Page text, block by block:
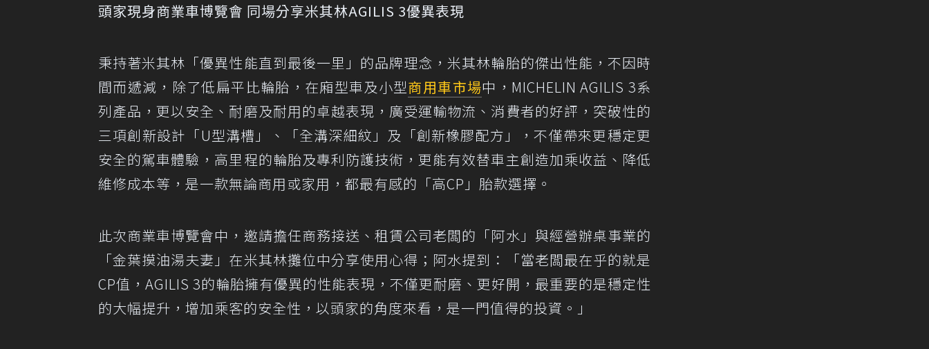
頭家現身商業車博覽會 同場分享米其林AGILIS 3優異表現
秉持著米其林「優異性能直到最後一里」的品牌理念，米其林輪胎的傑出性能，不因時
間而遞減，除了低扁平比輪胎，在廂型車及小型商用車市場中，MICHELIN AGILIS 3系
列產品，更以安全、耐磨及耐用的卓越表現，廣受運輸物流、消費者的好評，突破性的
三項創新設計「U型溝槽」、「全溝深細紋」及「創新橡膠配方」，不僅帶來更穩定更
安全的駕車體驗，高里程的輪胎及專利防護技術，更能有效替車主創造加乘收益、降低
維修成本等，是一款無論商用或家用，都最有感的「高CP」胎款選擇。
此次商業車博覽會中，邀請擔任商務接送、租賃公司老闆的「阿水」與經營辦桌事業的
「金葉摸油湯夫妻」在米其林攤位中分享使用心得；阿水提到：「當老闆最在乎的就是
CP值，AGILIS 3的輪胎擁有優異的性能表現，不僅更耐磨、更好開，最重要的是穩定性
的大幅提升，增加乘客的安全性，以頭家的角度來看，是一門值得的投資。」